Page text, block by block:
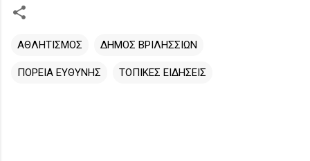
ΑΘΛΗΤΙΣΜΟΣ ΔΗΜΟΣ ΒΡΙΛΗΣΣΙΩΝ
ΠΟΡΕΙΑ ΕΥΘΥΝΗΣ ΤΟΠΙΚΕΣ ΕΙΔΗΣΕΙΣ